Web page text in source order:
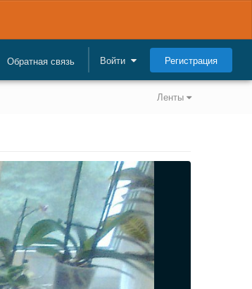
Обратная связь Войти Регистрация
Ленты